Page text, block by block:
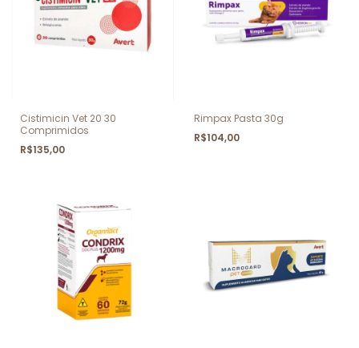
Cistimicin Vet 20 30
Comprimidos
R$135,00
Rimpax Pasta 30g
R$104,00